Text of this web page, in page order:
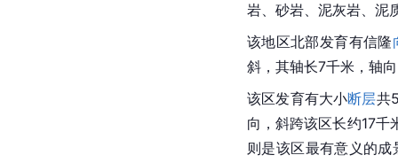
岩、砂岩、泥灰岩、泥
该地区北部发育有信隆
斜，其轴长7千米，轴
该区发育有大小断层共
向，斜跨该区长约17
则是该区最有意义的